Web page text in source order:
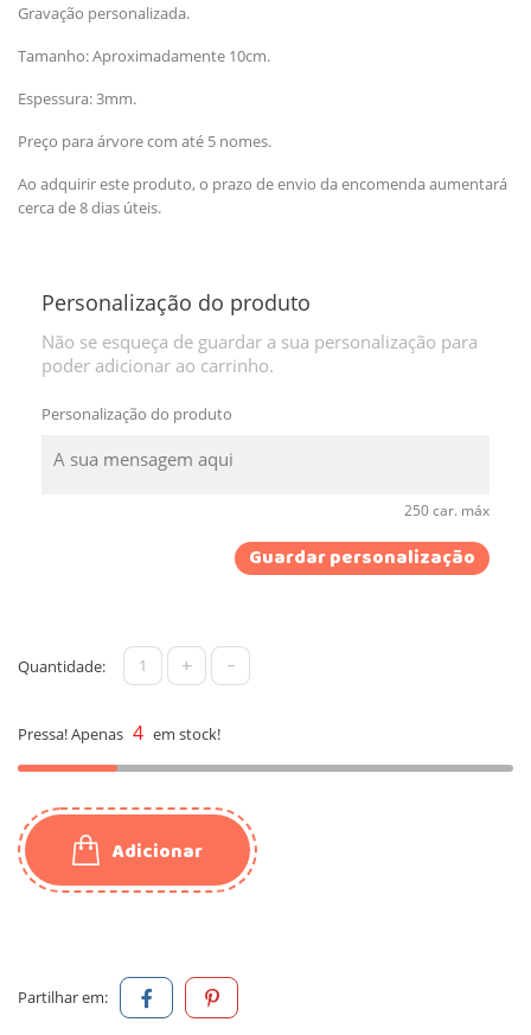
Gravação personalizada.
Tamanho: Aproximadamente 10cm.
Espessura: 3mm.
Preço para árvore com até 5 nomes.
Ao adquirir este produto, o prazo de envio da encomenda aumentará
cerca de 8 dias úteis.
Personalização do produto
Não se esqueça de guardar a sua personalização para
poder adicionar ao carrinho.
Personalização do produto
250 car. máx
Guardar personalização
Quantidade: + -
Pressa! Apenas 4 em stock!
Adicionar
Partilhar em: